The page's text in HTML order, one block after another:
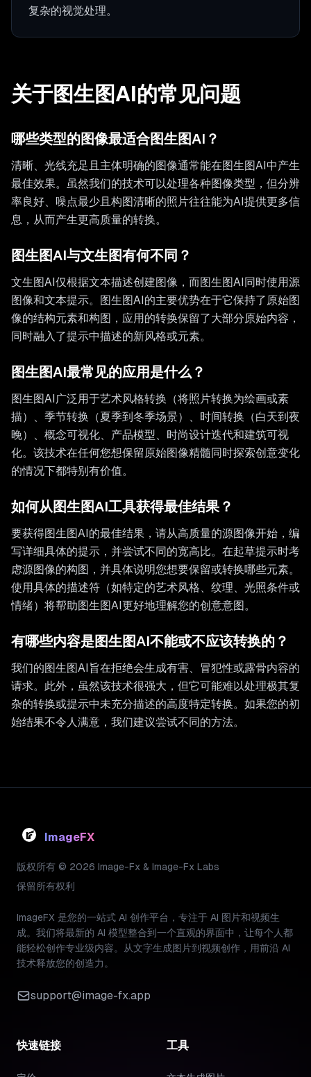
复杂的视觉处理。
关于图生图AI的常见问题
哪些类型的图像最适合图生图AI？
清晰、光线充足且主体明确的图像通常能在图生图AI中产生
最佳效果。虽然我们的技术可以处理各种图像类型，但分辨
率良好、噪点最少且构图清晰的照片往往能为AI提供更多信
息，从而产生更高质量的转换。
图生图AI与文生图有何不同？
文生图AI仅根据文本描述创建图像，而图生图AI同时使用源
图像和文本提示。图生图AI的主要优势在于它保持了原始图
像的结构元素和构图，应用的转换保留了大部分原始内容，
同时融入了提示中描述的新风格或元素。
图生图AI最常见的应用是什么？
图生图AI广泛用于艺术风格转换（将照片转换为绘画或素
描）、季节转换（夏季到冬季场景）、时间转换（白天到夜
晚）、概念可视化、产品模型、时尚设计迭代和建筑可视
化。该技术在任何您想保留原始图像精髓同时探索创意变化
的情况下都特别有价值。
如何从图生图AI工具获得最佳结果？
要获得图生图AI的最佳结果，请从高质量的源图像开始，编
写详细具体的提示，并尝试不同的宽高比。在起草提示时考
虑源图像的构图，并具体说明您想要保留或转换哪些元素。
使用具体的描述符（如特定的艺术风格、纹理、光照条件或
情绪）将帮助图生图AI更好地理解您的创意意图。
有哪些内容是图生图AI不能或不应该转换的？
我们的图生图AI旨在拒绝会生成有害、冒犯性或露骨内容的
请求。此外，虽然该技术很强大，但它可能难以处理极其复
杂的转换或提示中未充分描述的高度特定转换。如果您的初
始结果不令人满意，我们建议尝试不同的方法。
ImageFX
版权所有 © 2026 Image-Fx & Image-Fx Labs
保留所有权利
ImageFX 是您的一站式 AI 创作平台，专注于 AI 图片和视频生
成。我们将最新的 AI 模型整合到一个直观的界面中，让每个人都
能轻松创作专业级内容。从文字生成图片到视频创作，用前沿 AI
技术释放您的创造力。
support@image-fx.app
快速链接 工具